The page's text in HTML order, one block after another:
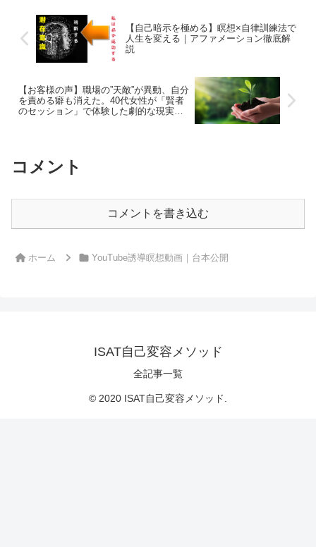
【自己暗示を極める】瞑想×自律訓練法で
人生を変える｜アファメーション徹底解
説
【お客様の声】職場の”天敵”が異動、自分
を責める癖も消えた。40代女性が「賢者
のセッション」で体験した劇的な現実の
コメント
コメントを書き込む
ホーム YouTube誘導瞑想動画｜台本公開
ISAT自己変容メソッド
全記事一覧
© 2020 ISAT自己変容メソッド.